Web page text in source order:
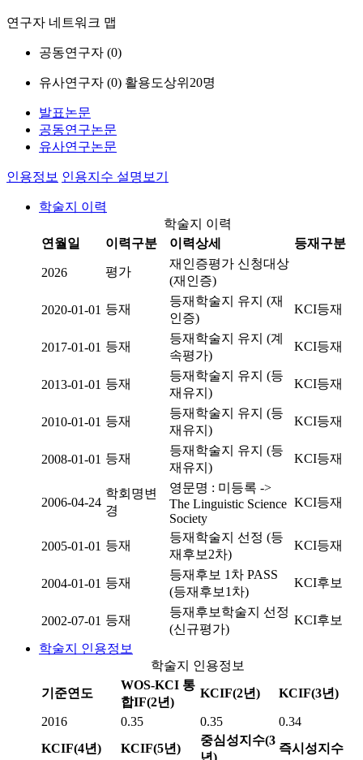
연구자 네트워크 맵
공동연구자 (0)
유사연구자 (0) 활용도상위20명
발표논문
공동연구논문
유사연구논문
인용정보 인용지수 설명보기
학술지 이력
학술지 이력
연월일
이력구분 이력상세 등재구분
2026 평가
재인증평가 신청대상
(재인증)
2020-01-01 등재
등재학술지 유지 (재
인증)
KCI등재
2017-01-01 등재
등재학술지 유지 (계
속평가)
KCI등재
2013-01-01 등재
등재학술지 유지 (등
재유지)
KCI등재
2010-01-01 등재
등재학술지 유지 (등
재유지)
KCI등재
2008-01-01 등재
등재학술지 유지 (등
재유지)
KCI등재
2006-04-24
학회명변
경
영문명 : 미등록 ->
The Linguistic Science
Society
KCI등재
2005-01-01 등재
등재학술지 선정 (등
재후보2차)
KCI등재
2004-01-01 등재
등재후보 1차 PASS
(등재후보1차)
KCI후보
2002-07-01 등재
등재후보학술지 선정
(신규평가)
KCI후보
학술지 인용정보
학술지 인용정보
기준연도
WOS-KCI 통
합IF(2년)
KCIF(2년) KCIF(3년)
2016 0.35 0.35
0.34
KCIF(4년)
KCIF(5년)
중심성지수(3
년)
즉시성지수